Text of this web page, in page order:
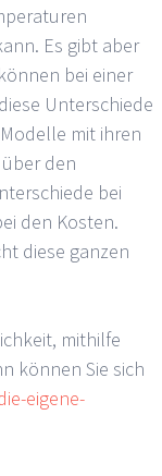
Es gibt aber
bei einer
Unterschiede
mit ihren
den
bei
den Kosten.
diese ganzen
mithilfe
können Sie sich
eigene-